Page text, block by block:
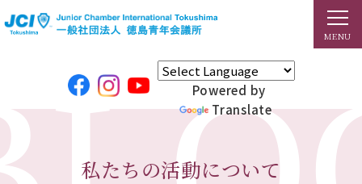
Powered by
Translate
私たちの活動について